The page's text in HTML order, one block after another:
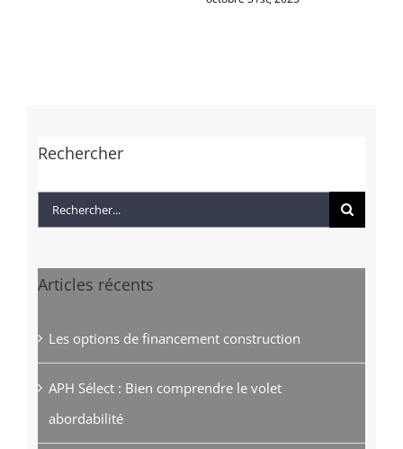
Rechercher
Rechercher:
Articles récents
Les options de financement construction
APH Sélect : Bien comprendre le volet
abordabilité